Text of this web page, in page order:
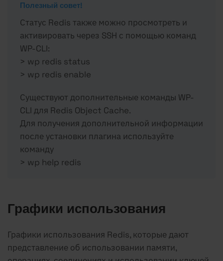
Полезный совет!
Статус Redis также можно просмотреть и
активировать через SSH с помощью команд
WP-CLI:
> wp redis status
> wp redis enable
Существуют дополнительные команды WP-
CLI для Redis Object Cache.
Для получения дополнительной информации
после установки плагина используйте
команду
> wp help redis
Графики использования
Графики использования Redis, которые дают
представление об использовании памяти,